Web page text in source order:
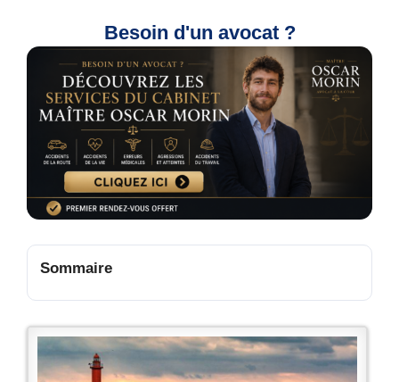
Besoin d'un avocat ?
Sommaire